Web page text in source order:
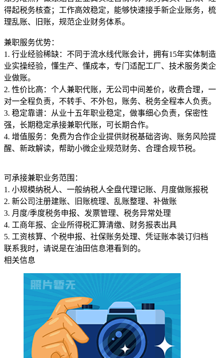
得起税务核查；工作高效稳定，能够快速接手新企业账务，梳
理乱账、旧账，规范企业财务体系。
兼职服务优势：
1. 行业经验稀缺：不同于流水线代账会计，拥有15年实体制造
业实操经验，懂生产、懂成本，专门适配工厂、技术服务类企
业做账。
2. 性价比高：个人兼职代账，无公司中间差价，收费合理，一
对一全程负责，不转手、不外包，账务、税务全程本人负责。
3. 稳定靠谱：从业十五年职业稳定，做事细心负责，保密性
强，长期稳定承接兼职代账，可长期合作。
4. 增值服务：免费为合作企业提供财税基础咨询、账务风险提
醒、新政解读，帮助小微企业规范财务、合理合规节税。
可承接兼职业务范围：
1. 小规模纳税人、一般纳税人全盘代理记账、月度做账报税
2. 新公司注册建账、旧账梳理、乱账整理、补做账
3. 月度/季度税务申报、发票管理、税务异常处理
4. 工商年报、企业所得税汇算清缴、财务报表出具
5. 工资核算、个税申报、社保账务处理、凭证账本装订归档
联系我时，请说是在油田信息港看到的。
相关信息